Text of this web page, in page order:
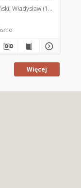
Mroczkowski, Włodzimierz
Władysław (1922-2001).
Więcej